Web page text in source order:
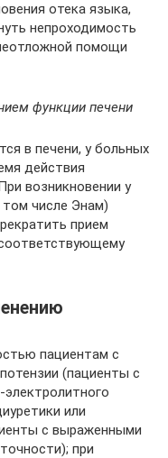
отека языка,
непроходимость
помощи
функции печени
в печени, у больных
действия
возникновении у
числе Энам)
прием
пациентам с
(пациенты с
или
с выраженными
при